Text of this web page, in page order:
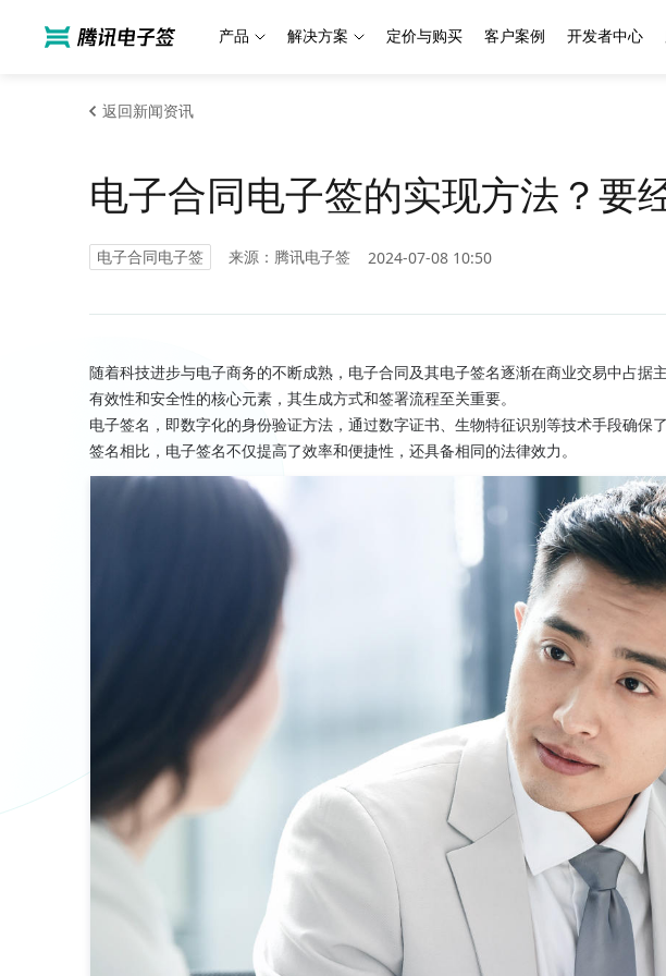
产品 解决方案 定价与购买 客户案例 开发者中心
返回新闻资讯
电子合同电子签的实现方法？要
电子合同电子签 来源：腾讯电子签 2024-07-08 10:50
随着科技进步与电子商务的不断成熟，电子合同及其电子签名逐渐在商业交易中占据
有效性和安全性的核心元素，其生成方式和签署流程至关重要。
电子签名，即数字化的身份验证方法，通过数字证书、生物特征识别等技术手段确保
签名相比，电子签名不仅提高了效率和便捷性，还具备相同的法律效力。